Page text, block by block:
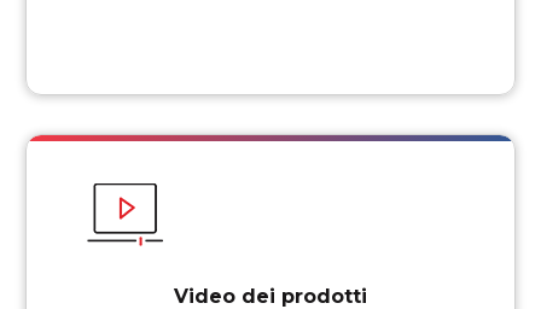
Video dei prodotti